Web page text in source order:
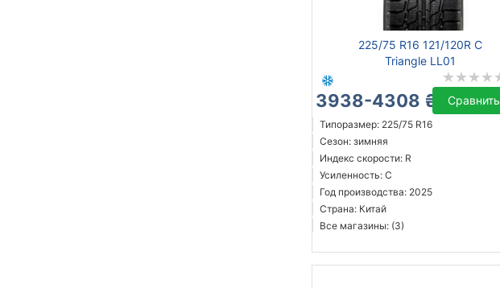
225/75 R16 121/120R C
Triangle LL01
3938-4308 ₴ Сравнить
Типоразмер: 225/75 R16
Сезон: зимняя
Индекс скорости: R
Усиленность: C
Год производства: 2025
Страна: Китай
Все магазины: (3)